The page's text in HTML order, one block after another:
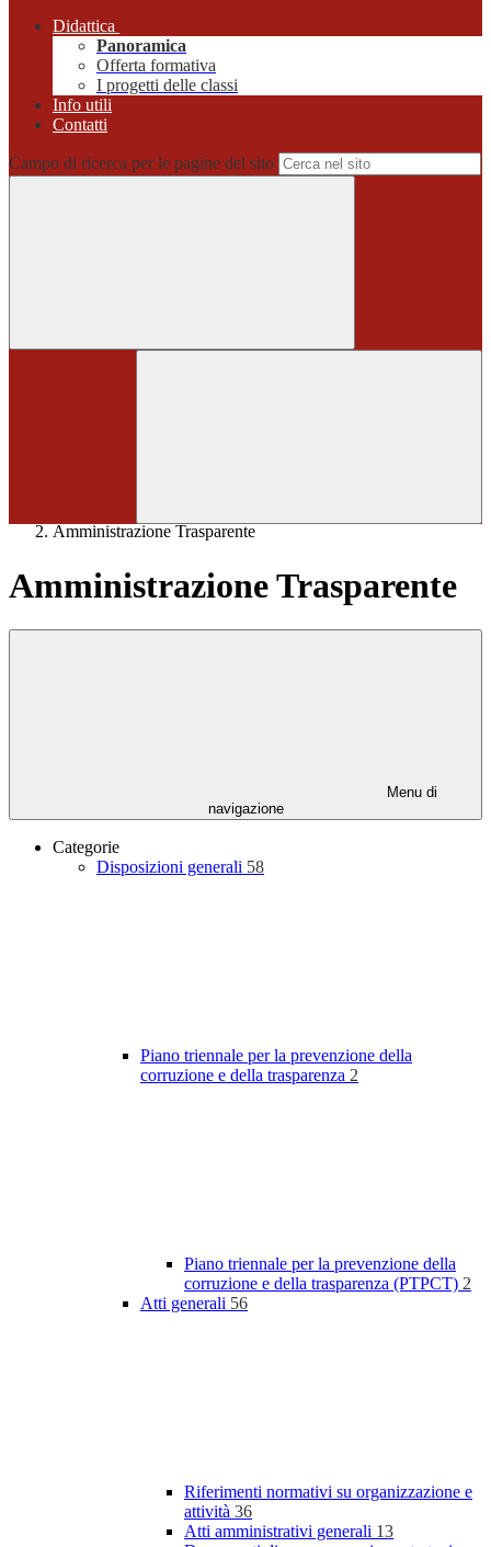
Didattica
Panoramica
Offerta formativa
I progetti delle classi
Info utili
Contatti
Campo di ricerca per le pagine del sito
Amministrazione Trasparente
Amministrazione Trasparente
Menu di
navigazione
Categorie
Disposizioni generali 58
Piano triennale per la prevenzione della
corruzione e della trasparenza 2
Piano triennale per la prevenzione della
corruzione e della trasparenza (PTPCT) 2
Atti generali 56
Riferimenti normativi su organizzazione e
attività 36
Atti amministrativi generali 13